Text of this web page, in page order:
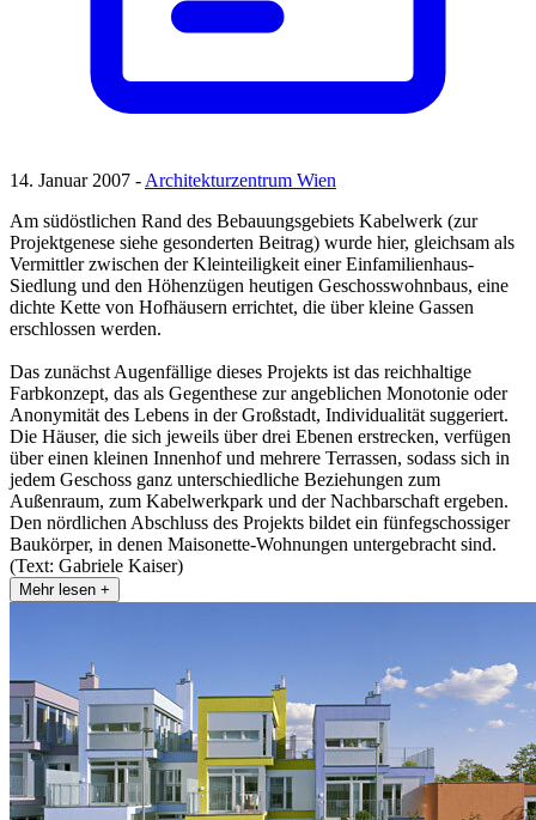
14. Januar 2007 -Architekturzentrum Wien
Am südöstlichen Rand des Bebauungsgebiets Kabelwerk (zur
Projektgenese siehe gesonderten Beitrag) wurde hier, gleichsam als
Vermittler zwischen der Kleinteiligkeit einer Einfamilienhaus-
Siedlung und den Höhenzügen heutigen Geschosswohnbaus, eine
dichte Kette von Hofhäusern errichtet, die über kleine Gassen
erschlossen werden.
Das zunächst Augenfällige dieses Projekts ist das reichhaltige
Farbkonzept, das als Gegenthese zur angeblichen Monotonie oder
Anonymität des Lebens in der Großstadt, Individualität suggeriert.
Die Häuser, die sich jeweils über drei Ebenen erstrecken, verfügen
über einen kleinen Innenhof und mehrere Terrassen, sodass sich in
jedem Geschoss ganz unterschiedliche Beziehungen zum
Außenraum, zum Kabelwerkpark und der Nachbarschaft ergeben.
Den nördlichen Abschluss des Projekts bildet ein fünfegschossiger
Baukörper, in denen Maisonette-Wohnungen untergebracht sind.
(Text: Gabriele Kaiser)
Mehr lesen +